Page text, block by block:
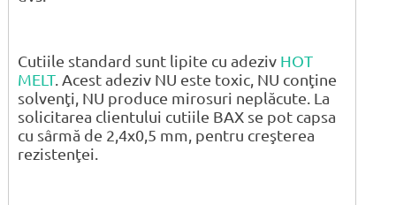
Cutiile standard sunt lipite cu adeziv HOT
MELT. Acest adeziv NU este toxic, NU conţine
solvenţi, NU produce mirosuri neplăcute. La
solicitarea clientului cutiile BAX se pot capsa
cu sârmă de 2,4x0,5 mm, pentru creşterea
rezistenţei.